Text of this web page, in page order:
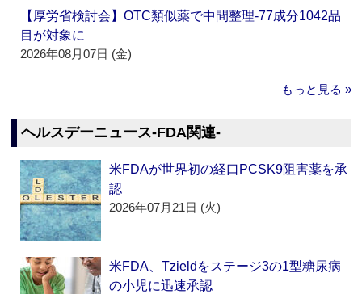
【厚労省検討会】OTC類似薬で中間整理‐77成分1042品
目が対象に
2026年08月07日 (金)
もっと見る »
ヘルスデーニュース‐FDA関連‐
米FDAが世界初の経口PCSK9阻害薬を承
認
2026年07月21日 (火)
米FDA、Tzieldをステージ3の1型糖尿病
の小児に迅速承認